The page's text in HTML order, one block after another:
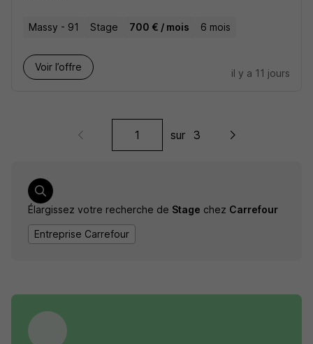
Massy - 91 Stage 700 € / mois 6 mois
Voir l’offre
il y a 11 jours
sur 3
Élargissez votre recherche de Stage chez Carrefour
Entreprise Carrefour